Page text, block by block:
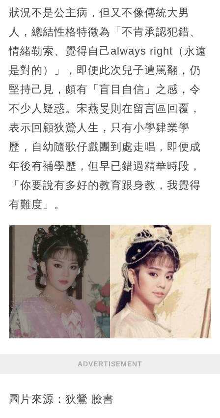
狀況不是公主病，但又不像傳統大男
人，總結性格特徵為「不肯承認犯錯、
情緒勒索、覺得自己always right（永遠
是對的）」，即便此次兒子遭罵翻，仍
堅持己見，頗有「盲目自信」之感，令
不少人疑惑。宋燕旻則在留言區回覆，
表示回顧狄鶯人生，只有小學肄業學
歷，自幼隨歌仔戲團到處走唱，即便成
年後有補學歷，但早已錯過精華時段，
「你要說有多好的教育跟身教，我覺得
有難度」。
ADVERTISEMENT
圖片來源：狄鶯 臉書